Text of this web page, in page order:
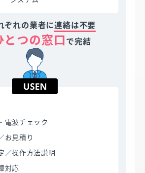
ぞれの業者に連絡は不要
とつの窓口で完結
電波チェック
お見積り
／操作方法説明
対応